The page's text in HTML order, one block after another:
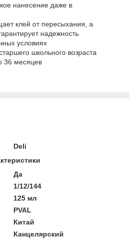
нанесение даже в
клей от пересыхания, а
надежность
условиях
школьного возраста
36 месяцев
Deli
Да
1/12/144
125 мл
PVAL
Китай
Канцелярский